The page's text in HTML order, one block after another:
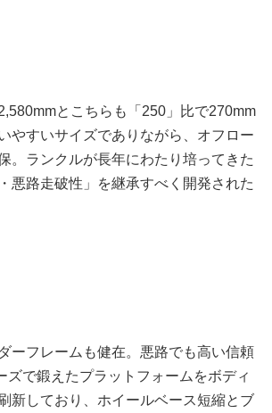
とこちらも「250」比で270mm
やすいサイズでありながら、オフロー
。ランクルが長年にわたり培ってきた
悪路走破性」を継承すべく開発された
ーフレームも健在。悪路でも高い信頼
ズで鍛えたプラットフォームをボディ
新しており、ホイールベース短縮とブ